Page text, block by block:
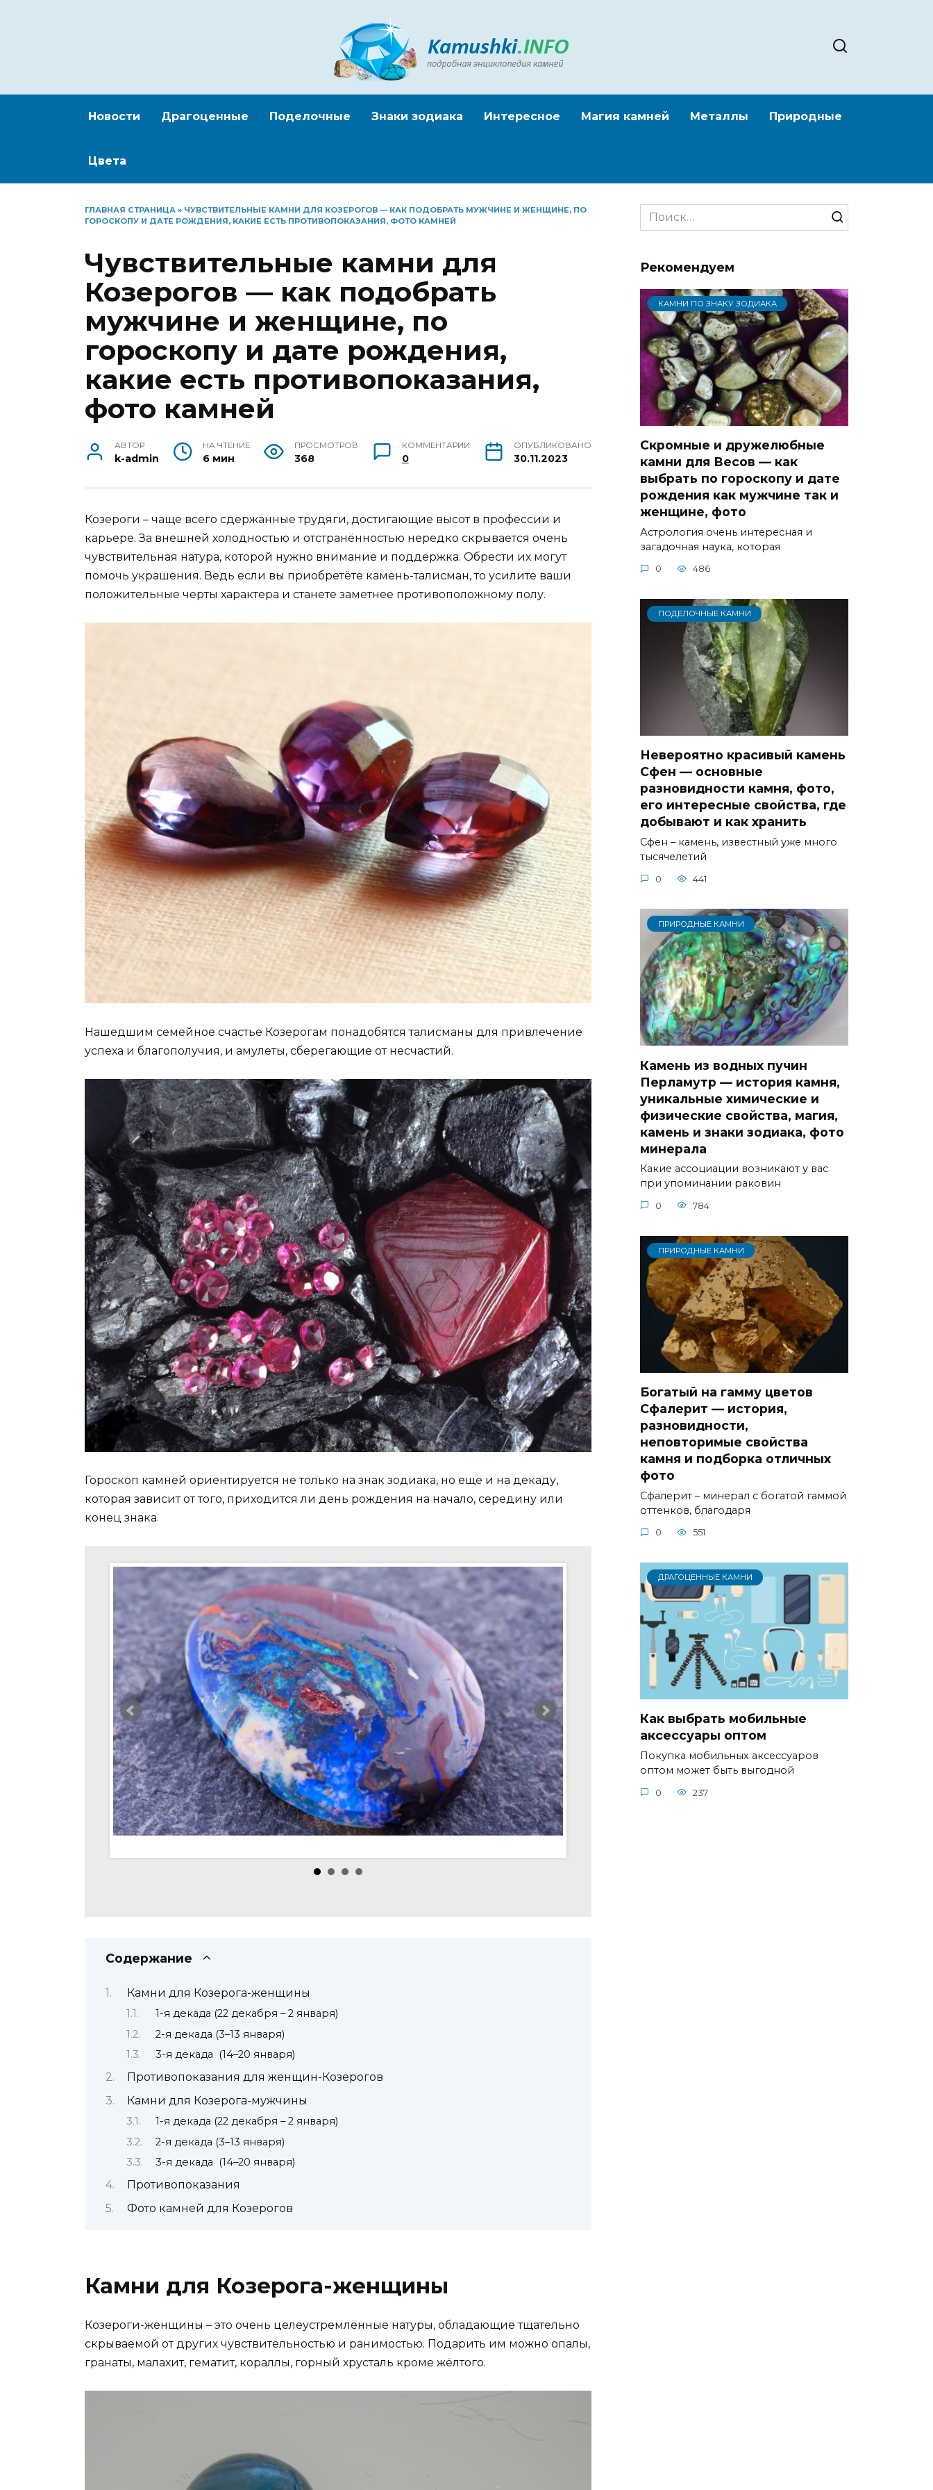
Новости Драгоценные Поделочные Знаки зодиака Интересное Магия камней Металлы Природные
Цвета
ГЛАВНАЯ СТРАНИЦА » ЧУВСТВИТЕЛЬНЫЕ КАМНИ ДЛЯ КОЗЕРОГОВ — КАК ПОДОБРАТЬ МУЖЧИНЕ И ЖЕНЩИНЕ, ПО
ГОРОСКОПУ И ДАТЕ РОЖДЕНИЯ, КАКИЕ ЕСТЬ ПРОТИВОПОКАЗАНИЯ, ФОТО КАМНЕЙ
Чувствительные камни для
Козерогов — как подобрать
мужчине и женщине, по
гороскопу и дате рождения,
какие есть противопоказания,
фото камней
АВТОР
k-admin
НА ЧТЕНИЕ
6 мин
ПРОСМОТРОВ
368
КОММЕНТАРИИ
0
ОПУБЛИКОВАНО
30.11.2023
Козероги – чаще всего сдержанные трудяги, достигающие высот в профессии и
карьере. За внешней холодностью и отстранённостью нередко скрывается очень
чувствительная натура, которой нужно внимание и поддержка. Обрести их могут
помочь украшения. Ведь если вы приобретёте камень-талисман, то усилите ваши
положительные черты характера и станете заметнее противоположному полу.
Нашедшим семейное счастье Козерогам понадобятся талисманы для привлечение
успеха и благополучия, и амулеты, сберегающие от несчастий.
Гороскоп камней ориентируется не только на знак зодиака, но ещё и на декаду,
которая зависит от того, приходится ли день рождения на начало, середину или
конец знака.
Содержание
Камни для Козерога-женщины
1-я декада (22 декабря – 2 января)
2-я декада (3–13 января)
3-я декада (14–20 января)
Противопоказания для женщин-Козерогов
Камни для Козерога-мужчины
1-я декада (22 декабря – 2 января)
2-я декада (3–13 января)
3-я декада (14–20 января)
Противопоказания
Фото камней для Козерогов
Камни для Козерога-женщины
Козероги-женщины – это очень целеустремлённые натуры, обладающие тщательно
скрываемой от других чувствительностью и ранимостью. Подарить им можно опалы,
гранаты, малахит, гематит, кораллы, горный хрусталь кроме жёлтого.
Search
for:
Рекомендуем
КАМНИ ПО ЗНАКУ ЗОДИАКА
Скромные и дружелюбные
камни для Весов — как
выбрать по гороскопу и дате
рождения как мужчине так и
женщине, фото
Астрология очень интересная и
загадочная наука, которая
0 486
ПОДЕЛОЧНЫЕ КАМНИ
Невероятно красивый камень
Сфен — основные
разновидности камня, фото,
его интересные свойства, где
добывают и как хранить
Сфен – камень, известный уже много
тысячелетий
0 441
ПРИРОДНЫЕ КАМНИ
Камень из водных пучин
Перламутр — история камня,
уникальные химические и
физические свойства, магия,
камень и знаки зодиака, фото
минерала
Какие ассоциации возникают у вас
при упоминании раковин
0 784
ПРИРОДНЫЕ КАМНИ
Богатый на гамму цветов
Сфалерит — история,
разновидности,
неповторимые свойства
камня и подборка отличных
фото
Сфалерит – минерал с богатой гаммой
оттенков, благодаря
0 551
ДРАГОЦЕННЫЕ КАМНИ
Как выбрать мобильные
аксессуары оптом
Покупка мобильных аксессуаров
оптом может быть выгодной
0 237